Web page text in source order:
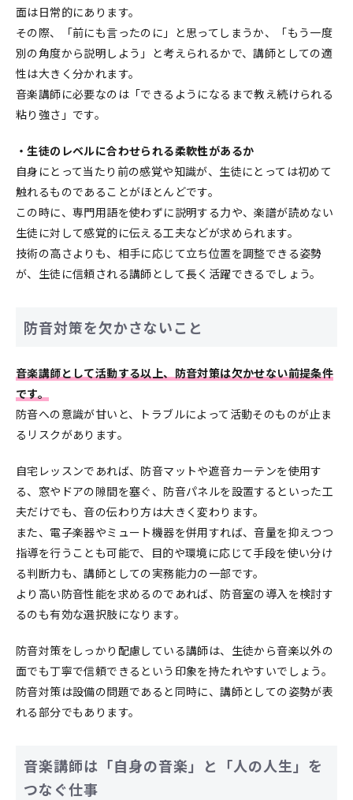
面は日常的にあります。
その際、「前にも言ったのに」と思ってしまうか、「もう一度
別の角度から説明しよう」と考えられるかで、講師としての適
性は大きく分かれます。
音楽講師に必要なのは「できるようになるまで教え続けられる
粘り強さ」です。
・生徒のレベルに合わせられる柔軟性があるか
自身にとって当たり前の感覚や知識が、生徒にとっては初めて
触れるものであることがほとんどです。
この時に、専門用語を使わずに説明する力や、楽譜が読めない
生徒に対して感覚的に伝える工夫などが求められます。
技術の高さよりも、相手に応じて立ち位置を調整できる姿勢
が、生徒に信頼される講師として長く活躍できるでしょう。
防音対策を欠かさないこと
音楽講師として活動する以上、防音対策は欠かせない前提条件
です。
防音への意識が甘いと、トラブルによって活動そのものが止ま
るリスクがあります。
自宅レッスンであれば、防音マットや遮音カーテンを使用す
る、窓やドアの隙間を塞ぐ、防音パネルを設置するといった工
夫だけでも、音の伝わり方は大きく変わります。
また、電子楽器やミュート機器を併用すれば、音量を抑えつつ
指導を行うことも可能で、目的や環境に応じて手段を使い分け
る判断力も、講師としての実務能力の一部です。
より高い防音性能を求めるのであれば、防音室の導入を検討す
るのも有効な選択肢になります。
防音対策をしっかり配慮している講師は、生徒から音楽以外の
面でも丁寧で信頼できるという印象を持たれやすいでしょう。
防音対策は設備の問題であると同時に、講師としての姿勢が表
れる部分でもあります。
音楽講師は「自身の音楽」と「人の人生」を
つなぐ仕事